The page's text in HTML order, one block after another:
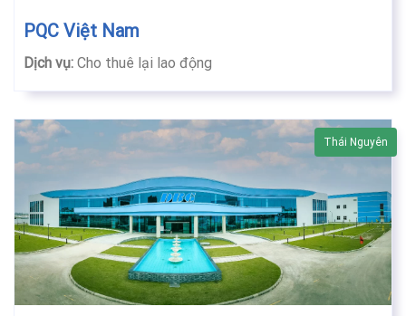
PQC Việt Nam
Dịch vụ: Cho thuê lại lao động
Thái Nguyên